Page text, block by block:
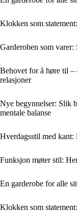
Klokken som
Garderoben som
Behovet for å høre til
relasjoner
Nye begynnelser: Slik
mentale balanse
Hverdagsstil med
Funksjon møter stil:
En garderobe for alle
Klokken som